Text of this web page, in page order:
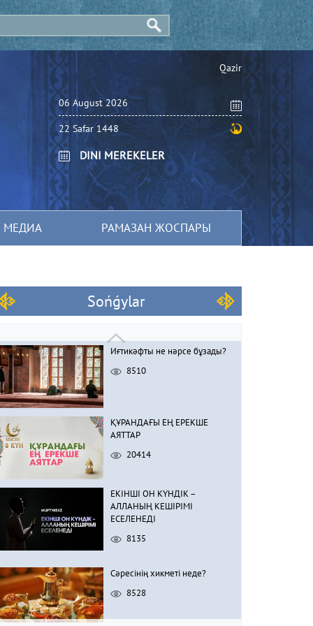
Qazіr
06 August 2026
22 Safar 1448
DINI MEREKELER
МЕДИА РАМАЗАН ЖОСПАРЫ
Sońǵylar
Иғтикәфты не нәрсе бұзады?
8510
ҚҰРАНДАҒЫ ЕҢ ЕРЕКШЕ
АЯТТАР
20414
ЕКІНШІ ОН КҮНДІК –
АЛЛАНЫҢ КЕШІРІМІ
ЕСЕЛЕНЕДІ
8135
Сәресінің хикметі неде?
8528